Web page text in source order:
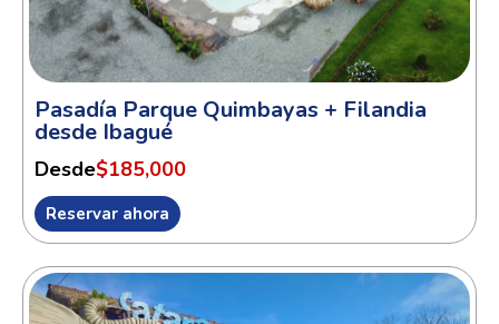
Pasadía Parque Quimbayas + Filandia
desde Ibagué
Desde$185,000
Reservar ahora